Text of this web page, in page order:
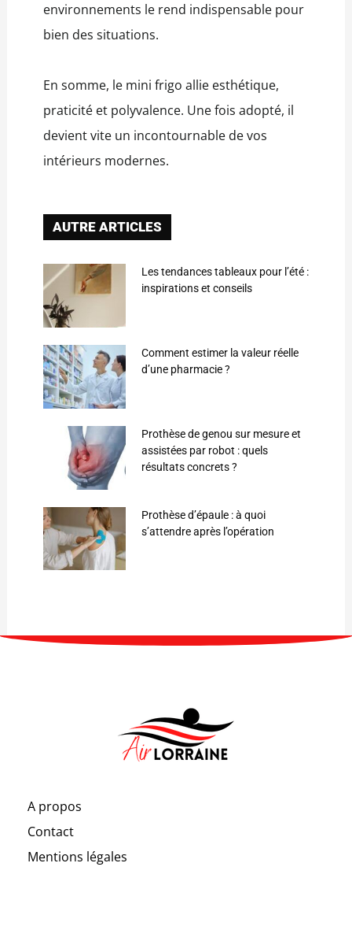
environnements le rend indispensable pour
bien des situations.
En somme, le mini frigo allie esthétique,
praticité et polyvalence. Une fois adopté, il
devient vite un incontournable de vos
intérieurs modernes.
AUTRE ARTICLES
Les tendances tableaux pour l’été :
inspirations et conseils
Comment estimer la valeur réelle
d’une pharmacie ?
Prothèse de genou sur mesure et
assistées par robot : quels
résultats concrets ?
Prothèse d’épaule : à quoi
s’attendre après l’opération
A propos
Contact
Mentions légales